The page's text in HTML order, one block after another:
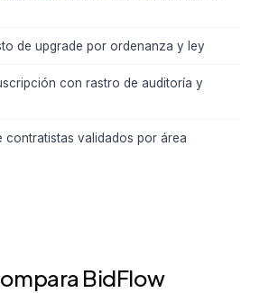
de upgrade por ordenanza y ley
con rastro de auditoría y
contratistas validados por área
BidFlow